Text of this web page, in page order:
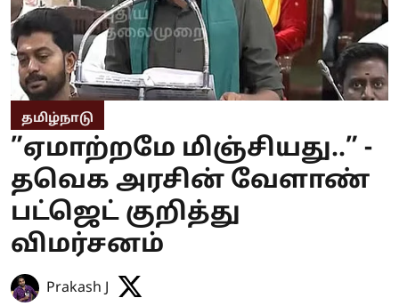
தமிழ்நாடு
”ஏமாற்றமே மிஞ்சியது..” -
தவெக அரசின் வேளாண்
பட்ஜெட் குறித்து
விமர்சனம்
Prakash J